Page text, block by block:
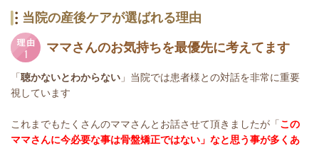
当院の産後ケアが選ばれる理由
ママさんのお気持ちを最優先に考えてます
「聴かないとわからない 」当院では患者様との対話を非常に重要
視しています
これまでもたくさんのママさんとお話させて頂きましたが「この
ママさんに今必要な事は骨盤矯正ではない」なと思う事が多くあ